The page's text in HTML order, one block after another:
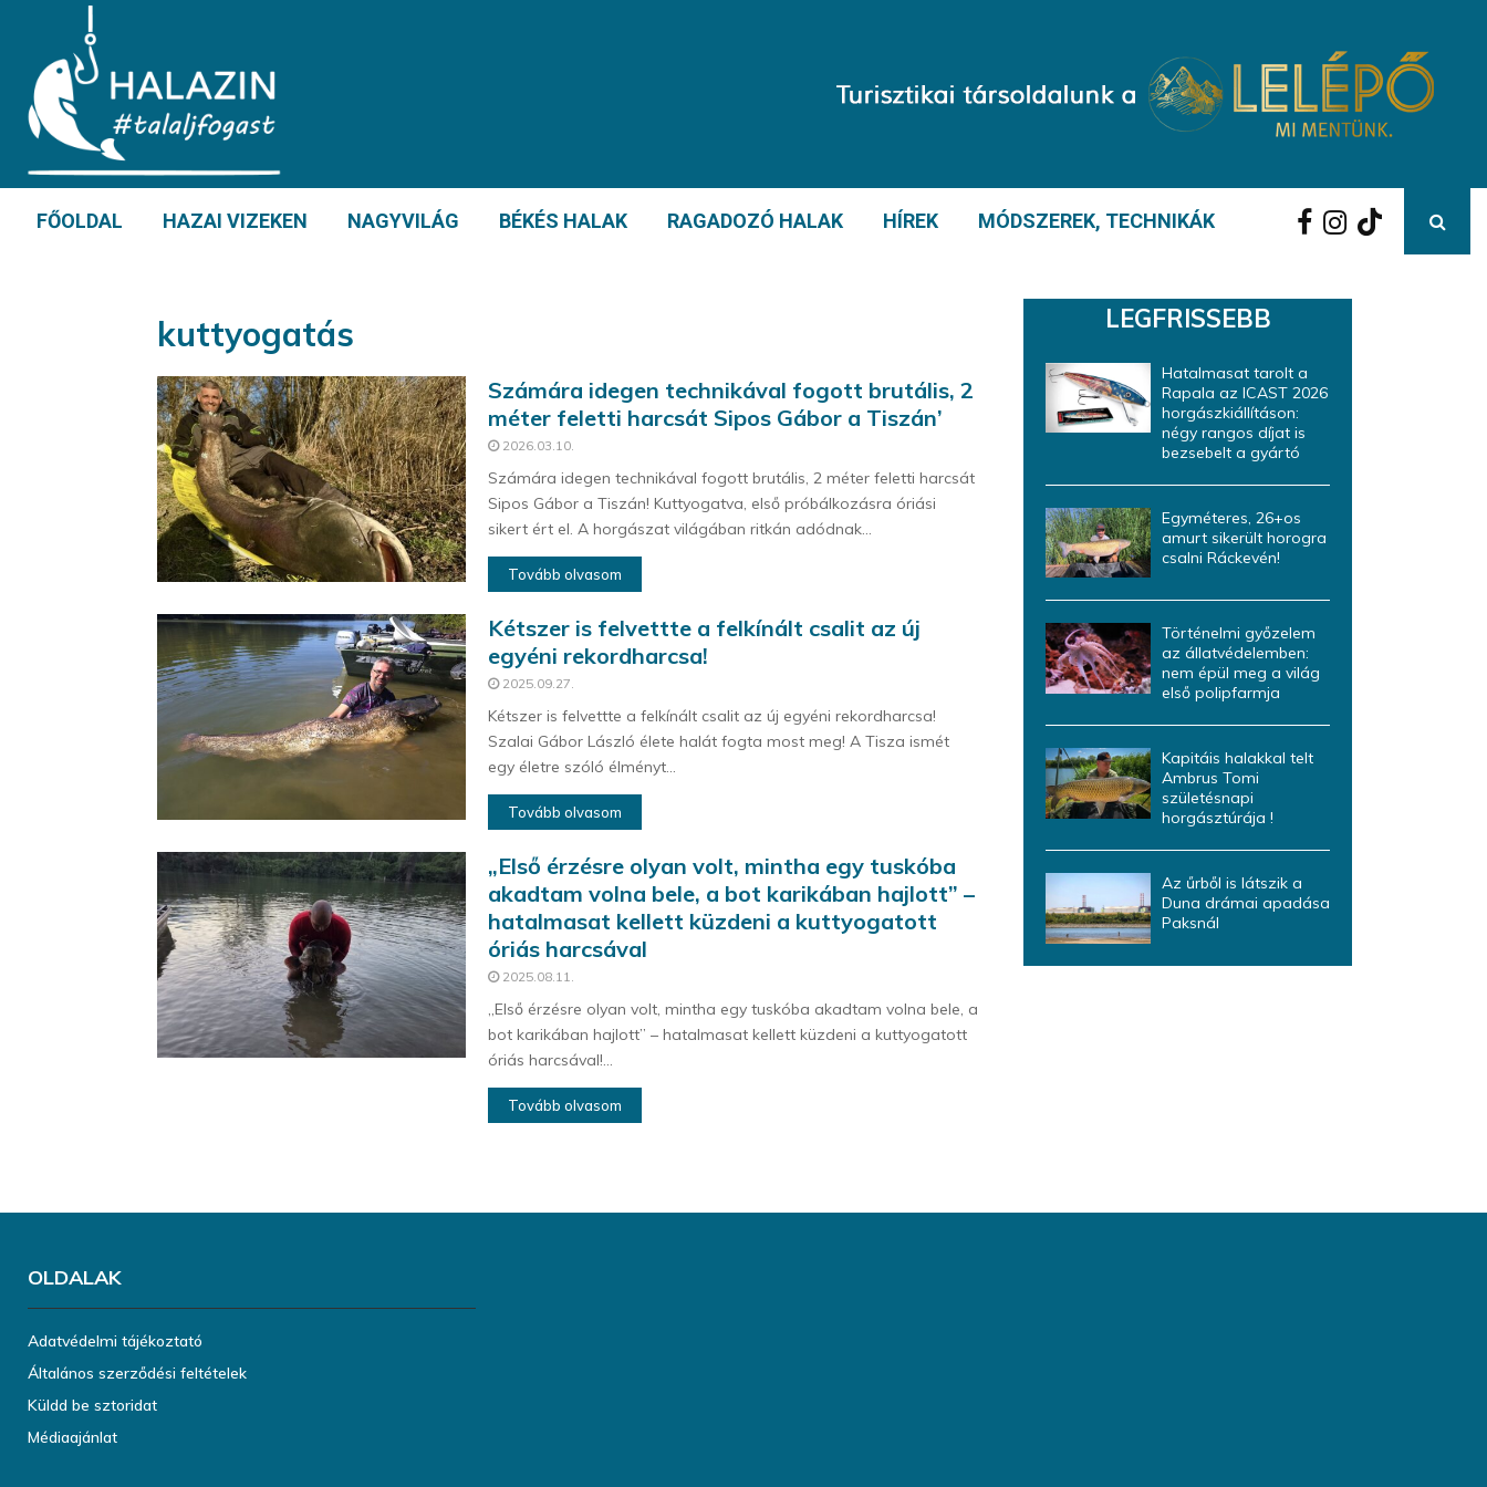
FŐOLDAL HAZAI VIZEKEN NAGYVILÁG BÉKÉS HALAK RAGADOZÓ HALAK HÍREK MÓDSZEREK, TECHNIKÁK
kuttyogatás
Számára idegen technikával fogott brutális, 2
méter feletti harcsát Sipos Gábor a Tiszán’
2026.03.10.
Számára idegen technikával fogott brutális, 2 méter feletti harcsát
Sipos Gábor a Tiszán! Kuttyogatva, első próbálkozásra óriási
sikert ért el. A horgászat világában ritkán adódnak...
Tovább olvasom
Kétszer is felvettte a felkínált csalit az új
egyéni rekordharcsa!
2025.09.27.
Kétszer is felvettte a felkínált csalit az új egyéni rekordharcsa!
Szalai Gábor László élete halát fogta most meg! A Tisza ismét
egy életre szóló élményt...
Tovább olvasom
„Első érzésre olyan volt, mintha egy tuskóba
akadtam volna bele, a bot karikában hajlott” –
hatalmasat kellett küzdeni a kuttyogatott
óriás harcsával
2025.08.11.
„Első érzésre olyan volt, mintha egy tuskóba akadtam volna bele, a
bot karikában hajlott” – hatalmasat kellett küzdeni a kuttyogatott
óriás harcsával!...
Tovább olvasom
LEGFRISSEBB
Hatalmasat tarolt a
Rapala az ICAST 2026
horgászkiállításon:
négy rangos díjat is
bezsebelt a gyártó
Egyméteres, 26+os
amurt sikerült horogra
csalni Ráckevén!
Történelmi győzelem
az állatvédelemben:
nem épül meg a világ
első polipfarmja
Kapitáis halakkal telt
Ambrus Tomi
születésnapi
horgásztúrája !
Az űrből is látszik a
Duna drámai apadása
Paksnál
OLDALAK
Adatvédelmi tájékoztató
Általános szerződési feltételek
Küldd be sztoridat
Médiaajánlat